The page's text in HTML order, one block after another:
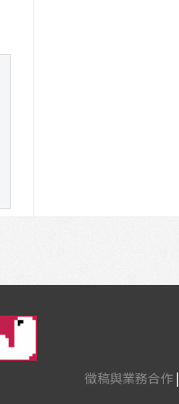
徵稿與業務合作|